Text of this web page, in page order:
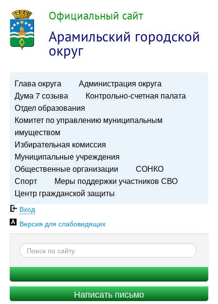
Официальный сайт
Арамильский городской
округ
Глава округа
Администрация округа
Дума 7 созыва
Контрольно-счетная палата
Отдел образования
Комитет по управлению муниципальным
имуществом
Избирательная комиссия
Муниципальные учреждения
Общественные организации
СОНКО
Спорт
Меры поддержки участников СВО
Центр гражданской защиты
Вход
Версия для слабовидящих
Написать письмо